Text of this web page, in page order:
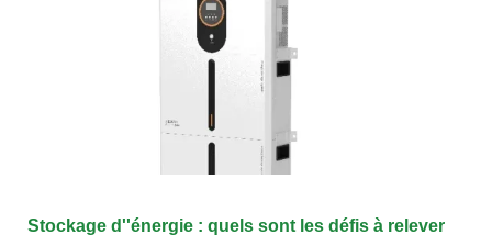
Stockage d''énergie : quels sont les défis à relever